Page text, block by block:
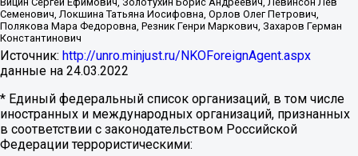
Семенович, Локшина Татьяна Иосифовна, Орлов Олег Петрович,
Полякова Мара Федоровна, Резник Генри Маркович, Захаров Герман
Константинович
Источник: http://unro.minjust.ru/NKOForeignAgent.aspx
данные на 24.03.2022
* Единый федеральный список организаций, в том числе
иностранных и международных организаций, признанных
в соответствии с законодательством Российской
Федерации террористическими: